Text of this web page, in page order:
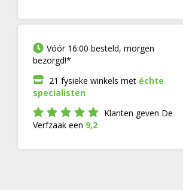
Vóór 16:00 besteld, morgen
bezorgd!*
21 fysieke winkels met échte
specialisten
Klanten geven De
Verfzaak een 9,2